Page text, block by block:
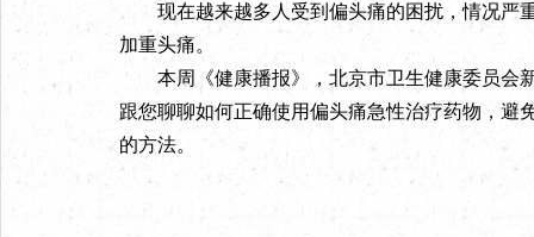
现在越来越多人受到偏头痛的困扰，情况严
加重头痛。
本周《健康播报》，北京市卫生健康委员会新
跟您聊聊如何正确使用偏头痛急性治疗药物，避
的方法。